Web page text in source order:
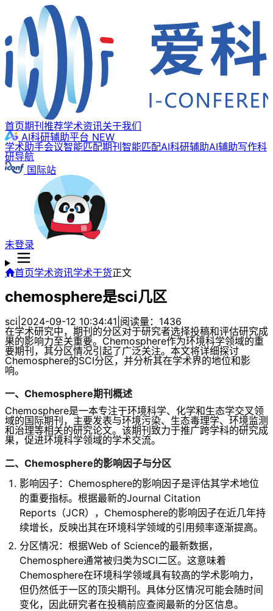
首页期刊推荐学术资讯关于我们
AI科研辅助平台 NEW
学术助手会议智能匹配期刊智能匹配AI科研辅助AI辅助写作科
研导航
国际站
未登录
首页学术资讯学术干货正文
chemosphere是sci几区
sci 2024-09-12 10:34:41 阅读量：1436
在学术研究中，期刊的分区对于研究者选择投稿和评估研究成
果的影响力至关重要。Chemosphere作为环境科学领域的重
要期刊，其分区情况引起了广泛关注。本文将详细探讨
Chemosphere的SCI分区，并分析其在学术界的地位和影
响。
一、Chemosphere期刊概述
Chemosphere是一本专注于环境科学、化学和生态学交叉领
域的国际期刊，主要发表与环境污染、生态毒理学、环境监测
和治理等相关的研究论文。该期刊致力于推广跨学科的研究成
果，促进环境科学领域的学术交流。
二、Chemosphere的影响因子与分区
影响因子：Chemosphere的影响因子是评估其学术地位
的重要指标。根据最新的Journal Citation
Reports（JCR），Chemosphere的影响因子在近几年持
续增长，反映出其在环境科学领域的引用频率逐渐提高。
分区情况：根据Web of Science的最新数据，
Chemosphere通常被归类为SCI二区。这意味着
Chemosphere在环境科学领域具有较高的学术影响力，
但仍然低于一区的顶尖期刊。具体分区情况可能会随时间
变化，因此研究者在投稿前应查阅最新的分区信息。